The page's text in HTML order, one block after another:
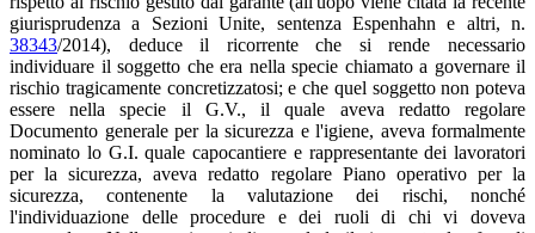
giurisprudenza a Sezioni Unite, sentenza Espenhahn e altri, n.
38343/2014), deduce il ricorrente che si rende necessario
individuare il soggetto che era nella specie chiamato a governare il
rischio tragicamente concretizzatosi; e che quel soggetto non poteva
essere nella specie il G.V., il quale aveva redatto regolare
Documento generale per la sicurezza e l'igiene, aveva formalmente
nominato lo G.I. quale capocantiere e rappresentante dei lavoratori
per la sicurezza, aveva redatto regolare Piano operativo per la
sicurezza, contenente la valutazione dei rischi, nonché
l'individuazione delle procedure e dei ruoli di chi vi doveva